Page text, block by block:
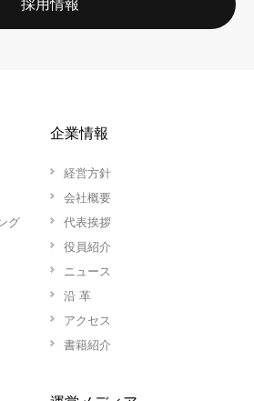
採用情報
グ
企業情報
経営方針
会社概要
代表挨拶
役員紹介
ニュース
沿 革
アクセス
書籍紹介